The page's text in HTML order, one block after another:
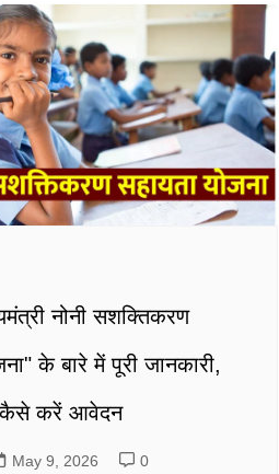
नोनी सशक्तिकरण
के बारे में पूरी जानकारी,
कैसे करें आवेदन
May 9, 2026 0